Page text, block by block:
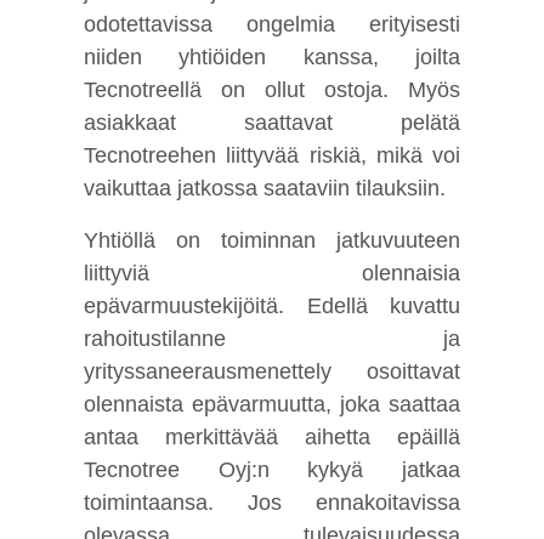
odotettavissa ongelmia erityisesti
niiden yhtiöiden kanssa, joilta
Tecnotreellä on ollut ostoja. Myös
asiakkaat saattavat pelätä
Tecnotreehen liittyvää riskiä, mikä voi
vaikuttaa jatkossa saataviin tilauksiin.
Yhtiöllä on toiminnan jatkuvuuteen
liittyviä olennaisia
epävarmuustekijöitä. Edellä kuvattu
rahoitustilanne ja
yrityssaneerausmenettely osoittavat
olennaista epävarmuutta, joka saattaa
antaa merkittävää aihetta epäillä
Tecnotree Oyj:n kykyä jatkaa
toimintaansa. Jos ennakoitavissa